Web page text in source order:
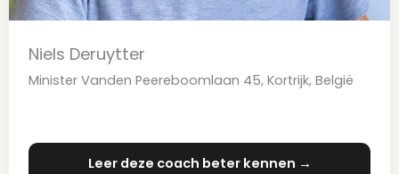
Niels Deruytter
Minister Vanden Peereboomlaan 45, Kortrijk, België
Leer deze coach beter kennen →